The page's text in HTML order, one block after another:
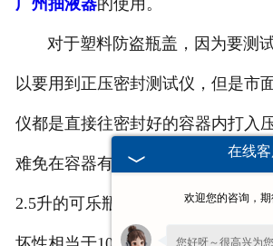
广州抽液器的使用。
对于塑料防盗瓶盖，因为要测
以要用到正压密封测试仪，但是市
仪都是直接往密封好的容器内打入
难免在容器有瑕疵时发生爆炸，据
2.5升的可乐瓶子，如果在1.2MPa时
在线客
欢迎您的咨询，
您好呀～很高兴为